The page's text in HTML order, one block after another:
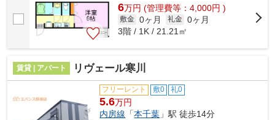
6万円 (管理費等：4,000円 )
敷金 0ヶ月 礼金 0ヶ月
3階 / 1K / 21.21㎡
賃貸 | アパート リヴェール寒川
フリーレント 敷0 礼0
5.6万円
内房線 「本千葉 」駅 徒歩14分